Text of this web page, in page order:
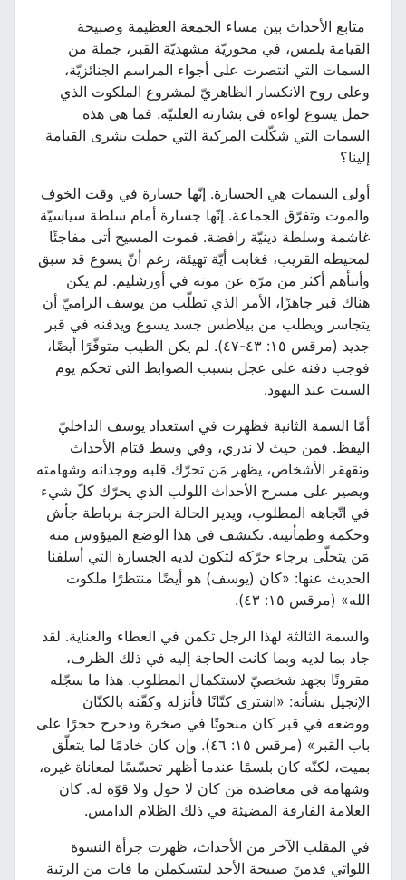
متابع الأحداث بين مساء الجمعة العظيمة وصبيحة
القيامة يلمس، في محوريّة مشهديّة القبر، جملة من
السمات التي انتصرت على أجواء المراسم الجنائزيّة،
وعلى روح الانكسار الظاهريّ لمشروع الملكوت الذي
حمل يسوع لواءه في بشارته العلنيّة. فما هي هذه
السمات التي شكّلت المركبة التي حملت بشرى القيامة
إلينا؟
أولى السمات هي الجسارة. إنّها جسارة في وقت الخوف
والموت وتفرّق الجماعة. إنّها جسارة أمام سلطة سياسيّة
غاشمة وسلطة دينيّة رافضة. فموت المسيح أتى مفاجئًا
لمحيطه القريب، فغابت أيّة تهيئة، رغم أنّ يسوع قد سبق
وأنبأهم أكثر من مرّة عن موته في أورشليم. لم يكن
هناك قبر جاهزًا، الأمر الذي تطلّب من يوسف الراميّ أن
يتجاسر ويطلب من بيلاطس جسد يسوع ويدفنه في قبر
جديد (مرقس ١٥: ٤٣-٤٧). لم يكن الطيب متوفّرًا أيضًا،
فوجب دفنه على عجل بسبب الضوابط التي تحكم يوم
السبت عند اليهود.
أمّا السمة الثانية فظهرت في استعداد يوسف الداخليّ
اليقظ. فمن حيث لا ندري، وفي وسط قتام الأحداث
وتقهقر الأشخاص، يظهر مَن تحرّك قلبه ووجدانه وشهامته
ويصير على مسرح الأحداث اللولب الذي يحرّك كلّ شيء
في اتّجاهه المطلوب، ويدير الحالة الحرجة برباطة جأش
وحكمة وطمأنينة. تكتشف في هذا الوضع الميؤوس منه
مَن يتحلّى برجاء حرّكه لتكون لديه الجسارة التي أسلفنا
الحديث عنها: «كان (يوسف) هو أيضًا منتظرًا ملكوت
الله» (مرقس ١٥: ٤٣).
والسمة الثالثة لهذا الرجل تكمن في العطاء والعناية. لقد
جاد بما لديه وبما كانت الحاجة إليه في ذلك الظرف،
مقرونًا بجهد شخصيّ لاستكمال المطلوب. هذا ما سجّله
الإنجيل بشأنه: «اشترى كتّانًا فأنزله وكفّنه بالكتّان
ووضعه في قبر كان منحوتًا في صخرة ودحرج حجرًا على
باب القبر» (مرقس ١٥: ٤٦). وإن كان خادمًا لما يتعلّق
بميت، لكنّه كان بلسمًا عندما أظهر تحسّسًا لمعاناة غيره،
وشهامة في معاضدة مَن كان لا حول ولا قوّة له. كان
العلامة الفارقة المضيئة في ذلك الظلام الدامس.
في المقلب الآخر من الأحداث، ظهرت جرأة النسوة
اللواتي قدمنَ صبيحة الأحد ليتسكملن ما فات من الرتبة